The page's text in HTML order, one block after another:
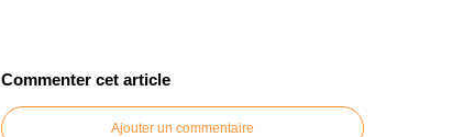
Commenter cet article
Ajouter un commentaire